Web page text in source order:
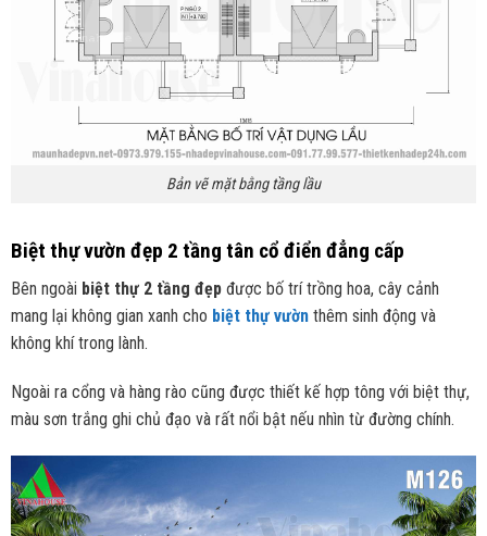
Bản vẽ mặt bằng tầng lầu
Biệt thự vườn đẹp 2 tầng tân cổ điển đẳng cấp
Bên ngoài biệt thự 2 tầng đẹpđược bố trí trồng hoa, cây cảnh
mang lại không gian xanh cho biệt thự vườnthêm sinh động và
không khí trong lành.
Ngoài ra cổng và hàng rào cũng được thiết kế hợp tông với biệt thự,
màu sơn trắng ghi chủ đạo và rất nổi bật nếu nhìn từ đường chính.